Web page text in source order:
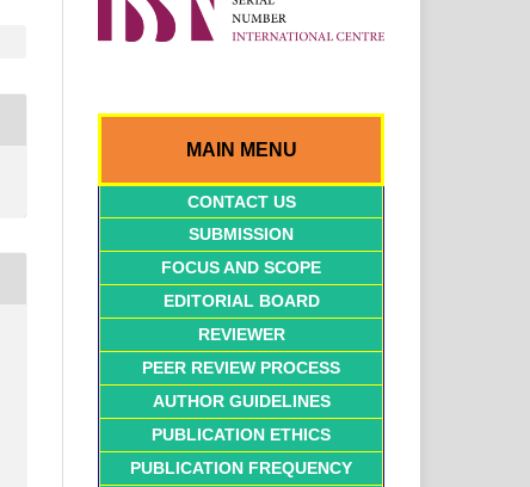
MAIN MENU
CONTACT US
SUBMISSION
FOCUS AND SCOPE
EDITORIAL BOARD
REVIEWER
PEER REVIEW PROCESS
AUTHOR GUIDELINES
PUBLICATION ETHICS
PUBLICATION FREQUENCY